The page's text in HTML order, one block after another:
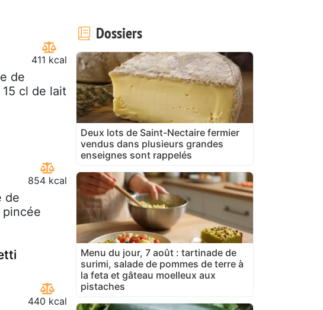
411 kcal
de
cl de lait
854 kcal
de
pincée
440 kcal
Dossiers
Deux lots de Saint-Nectaire fermier
vendus dans plusieurs grandes
enseignes sont rappelés
Menu du jour, 7 août : tartinade de
surimi, salade de pommes de terre à
la feta et gâteau moelleux aux
pistaches